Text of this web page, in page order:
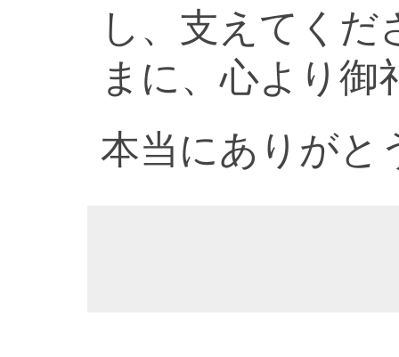
し、支えてく
まに、心より御
本当にありがと